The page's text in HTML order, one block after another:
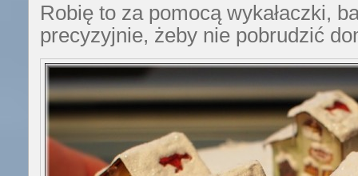
Robię to za pomocą wykałaczki,
precyzyjnie, żeby nie pobrudzić